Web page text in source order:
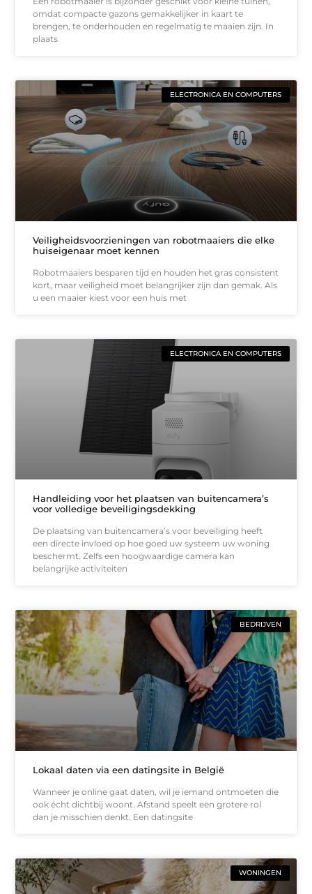
omdat compacte gazons gemakkelijker in kaart te
brengen, te onderhouden en regelmatig te maaien zijn. In
plaats
ELECTRONICA EN COMPUTERS
Veiligheidsvoorzieningen van robotmaaiers die elke
huiseigenaar moet kennen
Robotmaaiers besparen tijd en houden het gras consistent
kort, maar veiligheid moet belangrijker zijn dan gemak. Als
u een maaier kiest voor een huis met
ELECTRONICA EN COMPUTERS
Handleiding voor het plaatsen van buitencamera’s
voor volledige beveiligingsdekking
De plaatsing van buitencamera’s voor beveiliging heeft
een directe invloed op hoe goed uw systeem uw woning
beschermt. Zelfs een hoogwaardige camera kan
belangrijke activiteiten
BEDRIJVEN
Lokaal daten via een datingsite in België
Wanneer je online gaat daten, wil je iemand ontmoeten die
ook écht dichtbij woont. Afstand speelt een grotere rol
dan je misschien denkt. Een datingsite
WONINGEN